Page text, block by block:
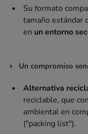
Su formato
tamaño estándar
en un entorno
Un compromiso
Alternativa
reciclable, que
ambiental en
("packing list").